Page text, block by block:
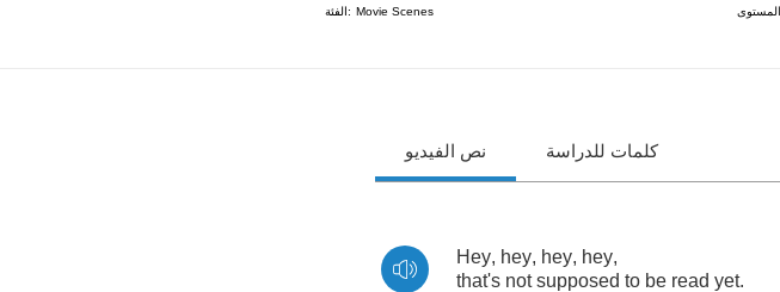
الفئة: Movie Scenes
نص الفيديو كلمات للدراسة
Hey, hey, hey, hey,
that's not supposed to be read yet.